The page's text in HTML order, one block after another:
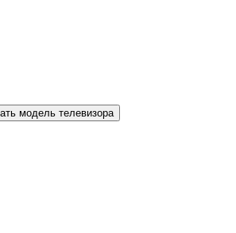
модель телевизора